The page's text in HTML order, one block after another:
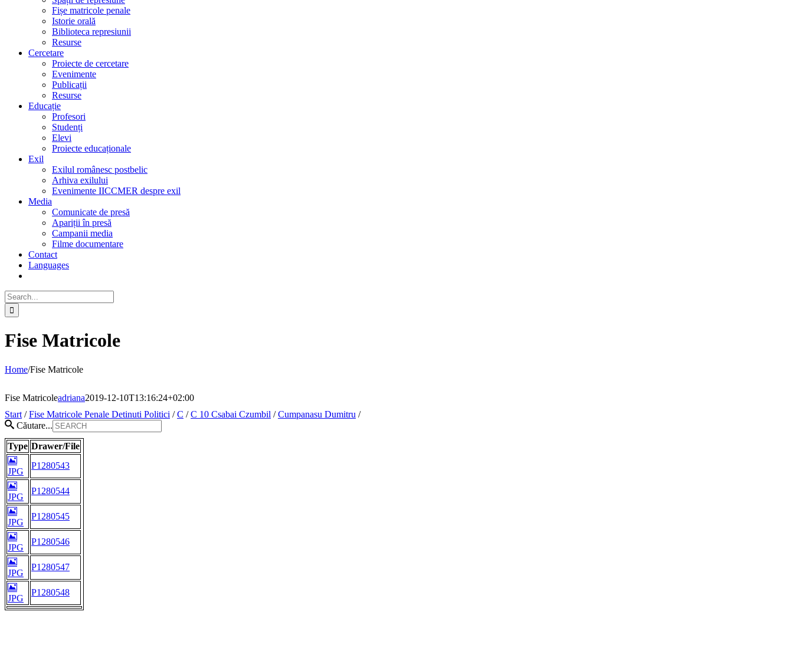
Fișe matricole penale
Istorie orală
Biblioteca represiunii
Resurse
Cercetare
Proiecte de cercetare
Evenimente
Publicații
Resurse
Educație
Profesori
Studenți
Elevi
Proiecte educaționale
Exil
Exilul românesc postbelic
Arhiva exilului
Evenimente IICCMER despre exil
Media
Comunicate de presă
Apariții în presă
Campanii media
Filme documentare
Contact
Languages
Search
for:
Fise Matricole
Home/Fise Matricole
Fise Matricoleadriana2019-12-10T13:16:24+02:00
Start /Fise Matricole Penale Detinuti Politici /C /C 10 Csabai Czumbil /Cumpanasu Dumitru /
Căutare...
Type Drawer/File
JPG
P1280543
JPG
P1280544
JPG
P1280545
JPG
P1280546
JPG
P1280547
JPG
P1280548